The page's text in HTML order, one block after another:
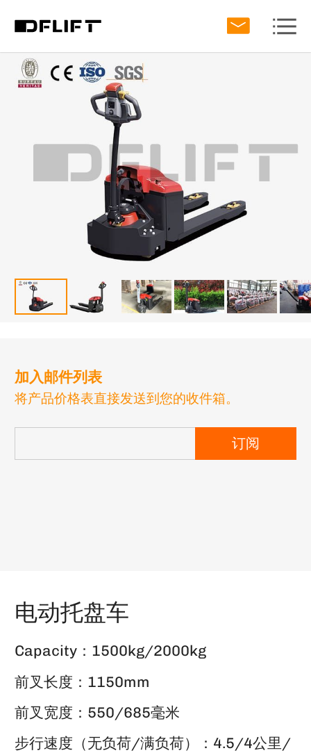
加入邮件列表
将产品价格表直接发送到您的收件箱。
订阅
电动托盘车
Capacity：1500kg/2000kg
前叉长度：1150mm
前叉宽度：550/685毫米
步行速度（无负荷/满负荷）：4.5/4公里/